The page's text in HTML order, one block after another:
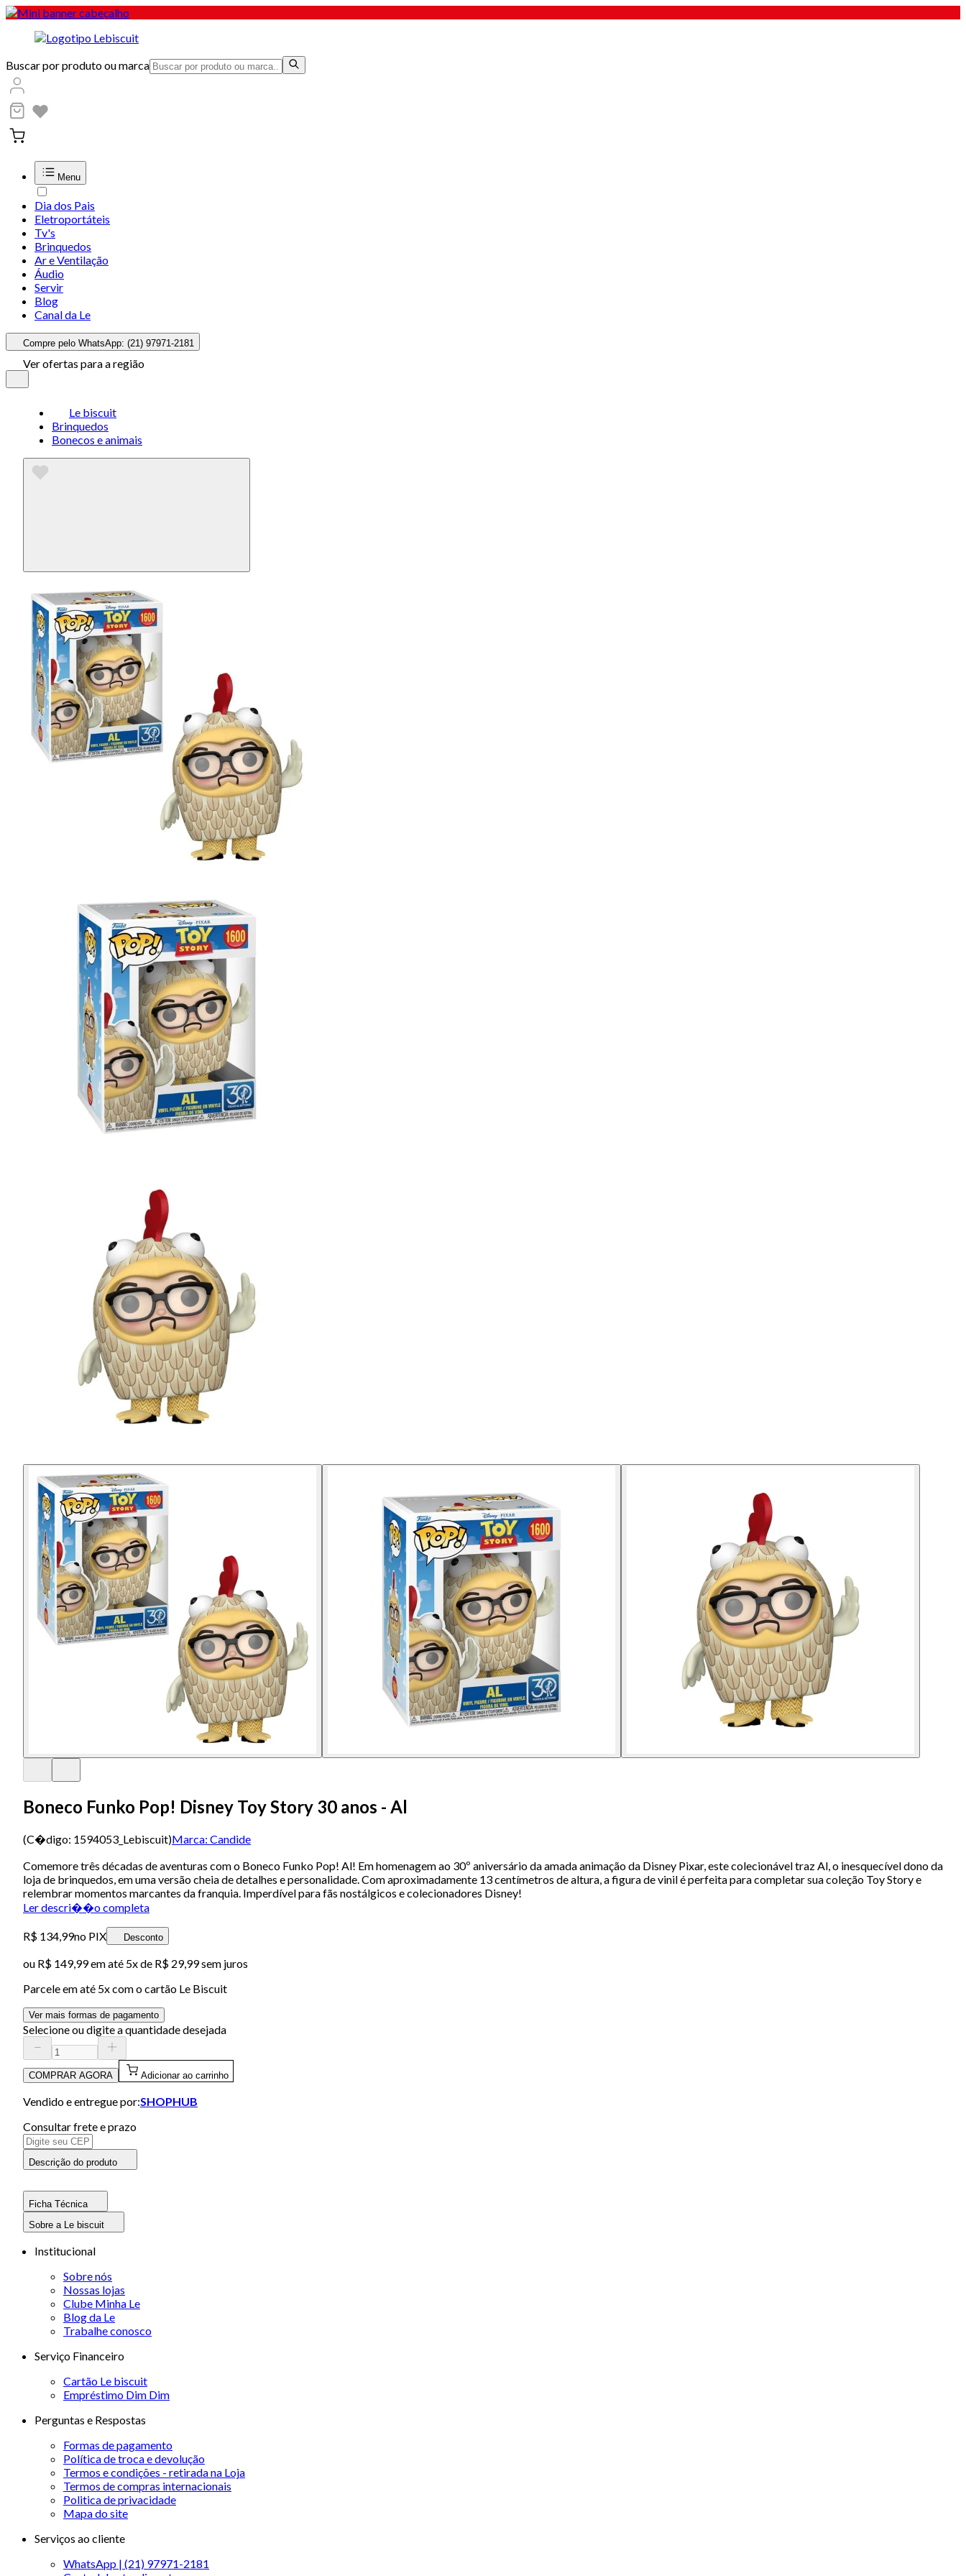
Buscar por produto ou marca
Menu
Dia dos Pais
Eletroportáteis
Tv's
Brinquedos
Ar e Ventilação
Áudio
Servir
Blog
Canal da Le
Compre pelo WhatsApp: (21) 97971-2181
Ver ofertas para a região
Le biscuit
Brinquedos
Bonecos e animais
Boneco Funko Pop! Disney Toy Story 30 anos - Al
(C�digo: 1594053_Lebiscuit)Marca: Candide
Comemore três décadas de aventuras com o Boneco Funko Pop! Al! Em homenagem ao 30º aniversário da amada animação da Disney Pixar, este colecionável traz Al, o inesquecível dono da
loja de brinquedos, em uma versão cheia de detalhes e personalidade. Com aproximadamente 13 centímetros de altura, a figura de vinil é perfeita para completar sua coleção Toy Story e
relembrar momentos marcantes da franquia. Imperdível para fãs nostálgicos e colecionadores Disney!
Ler descri��o completa
R$ 134,99no PIX Desconto
ou R$ 149,99em até 5x de R$ 29,99 sem juros
Parcele em até 5x com o cartão Le Biscuit
Ver mais formas de pagamento
Selecione ou digite a quantidade desejada
COMPRAR AGORA Adicionar ao carrinho
Vendido e entregue por:SHOPHUB
Consultar frete e prazo
Descrição do produto
Ficha Técnica
Sobre a Le biscuit
Institucional
Sobre nós
Nossas lojas
Clube Minha Le
Blog da Le
Trabalhe conosco
Serviço Financeiro
Cartão Le biscuit
Empréstimo Dim Dim
Perguntas e Respostas
Formas de pagamento
Política de troca e devolução
Termos e condições - retirada na Loja
Termos de compras internacionais
Politica de privacidade
Mapa do site
Serviços ao cliente
WhatsApp | (21) 97971-2181